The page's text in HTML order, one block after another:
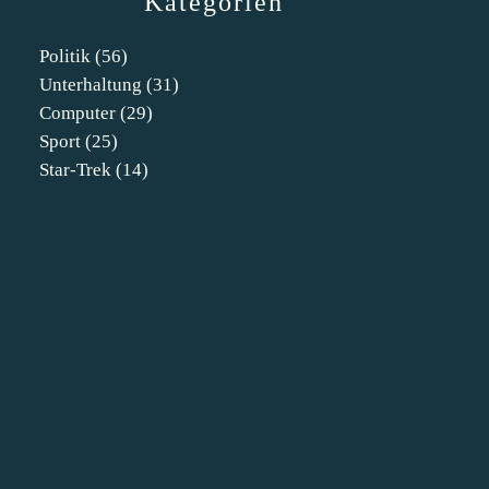
Politik (56)
Unterhaltung (31)
Computer (29)
Sport (25)
Star-Trek (14)